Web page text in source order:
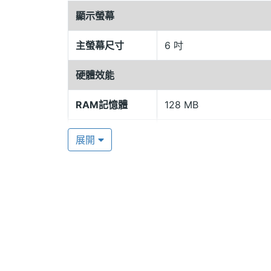
EZRead Touch 採用 Linux 2.6.28 作業
器和 128MB RAM，是一款專為閱讀而生
外型，厚度小於一公分，可輕鬆放入仕
同時內建 2GB 記憶體，並能透過
EZRead Touch 還支援多種檔案格式的
功能，讓「閱」「聽」的需求同時被滿足。
顯示螢幕
主螢幕尺寸 6 吋
硬體效能
RAM記憶體 128 MB
ROM儲存空間
展開